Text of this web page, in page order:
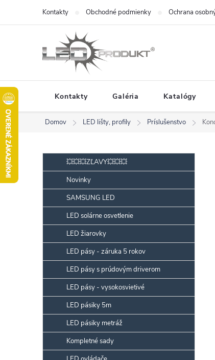
obsah
Kontakty Obchodné podmienky Ochrana
Kontakty Galéria Katalógy
Domov LED lišty, profily Príslušenstvo
o
č
n
a
n
e
Preskočiť
kategórie💥💥💥ZĽAVY💥💥💥
Novinky
SAMSUNG LED
LED solárne osvetlenie
LED žiarovky
LED pásy - záruka 5 rokov
LED pásy s prúdovým driverom
LED pásy - vysokosvietivé
LED pásiky 5m
LED pásiky metráž
Kompletné sady